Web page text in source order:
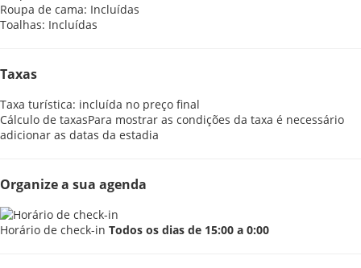
Roupa de cama: Incluídas
Toalhas: Incluídas
Taxas
Taxa turística: incluída no preço final
Cálculo de taxasPara mostrar as condições da taxa é necessário
adicionar as datas da estadia
Organize a sua agenda
Horário de check-in Todos os dias de 15:00 a 0:00